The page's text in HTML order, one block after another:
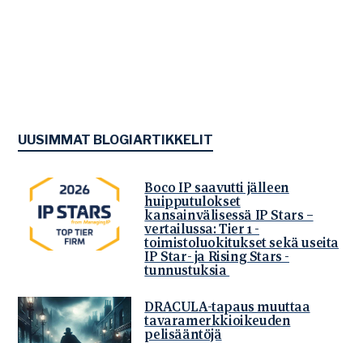
UUSIMMAT BLOGIARTIKKELIT
Boco IP saavutti jälleen
huipputulokset
kansainvälisessä IP Stars –
vertailussa: Tier 1 -
toimistoluokitukset sekä useita
IP Star- ja Rising Stars -
tunnustuksia
DRACULA-tapaus muuttaa
tavaramerkkioikeuden
pelisääntöjä